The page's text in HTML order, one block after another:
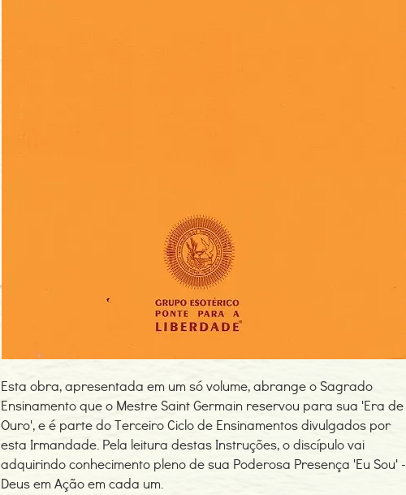
Esta obra, apresentada em um só volume, abrange o Sagrado
Ensinamento que o Mestre Saint Germain reservou para sua 'Era de
Ouro', e é parte do Terceiro Ciclo de Ensinamentos divulgados por
esta Irmandade. Pela leitura destas Instruções, o discípulo vai
adquirindo conhecimento pleno de sua Poderosa Presença 'Eu Sou' -
Deus em Ação em cada um.